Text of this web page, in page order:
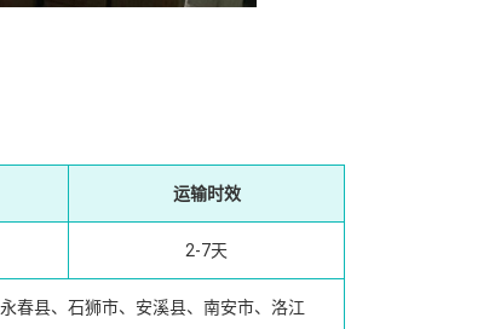
运输时效
2-7天
春县、石狮市、安溪县、南安市、洛江